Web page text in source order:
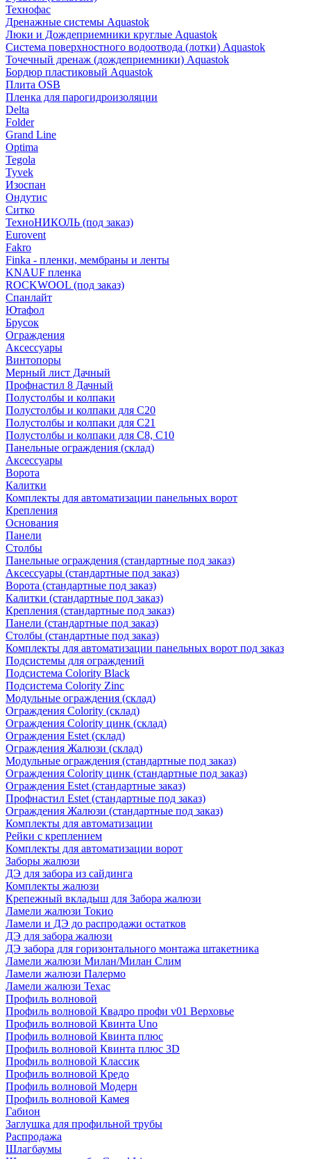
Технофас
Дренажные системы Aquastok
Люки и Дождеприемники круглые Aquastok
Система поверхностного водоотвода (лотки) Aquastok
Точечный дренаж (дождеприемники) Aquastok
Бордюр пластиковый Aquastok
Плита OSB
Пленка для парогидроизоляции
Delta
Folder
Grand Line
Optima
Tegola
Tyvek
Изоспан
Ондутис
Ситко
ТехноНИКОЛЬ (под заказ)
Eurovent
Fakro
Finka - пленки, мембраны и ленты
KNAUF пленка
ROCKWOOL (под заказ)
Спанлайт
Ютафол
Брусок
Ограждения
Аксессуары
Винтопоры
Мерный лист Дачный
Профнастил 8 Дачный
Полустолбы и колпаки
Полустолбы и колпаки для С20
Полустолбы и колпаки для С21
Полустолбы и колпаки для С8, С10
Панельные ограждения (склад)
Аксессуары
Ворота
Калитки
Комплекты для автоматизации панельных ворот
Крепления
Основания
Панели
Столбы
Панельные ограждения (стандартные под заказ)
Аксессуары (стандартные под заказ)
Ворота (стандартные под заказ)
Калитки (стандартные под заказ)
Крепления (стандартные под заказ)
Панели (стандартные под заказ)
Столбы (стандартные под заказ)
Комплекты для автоматизации панельных ворот под заказ
Подсистемы для ограждений
Подсистема Colority Black
Подсистема Colority Zinc
Модульные ограждения (склад)
Ограждения Colority (склад)
Ограждения Colority цинк (склад)
Ограждения Estet (склад)
Ограждения Жалюзи (склад)
Модульные ограждения (стандартные под заказ)
Ограждения Colority цинк (стандартные под заказ)
Ограждения Estet (стандартные заказ)
Профнастил Estet (стандартные под заказ)
Ограждения Жалюзи (стандартные под заказ)
Комплекты для автоматизации
Рейки с креплением
Комплекты для автоматизации ворот
Заборы жалюзи
ДЭ для забора из сайдинга
Комплекты жалюзи
Крепежный вкладыш для Забора жалюзи
Ламели жалюзи Токио
Ламели и ДЭ до распродажи остатков
ДЭ для забора жалюзи
ДЭ забора для горизонтального монтажа штакетника
Ламели жалюзи Милан/Милан Слим
Ламели жалюзи Палермо
Ламели жалюзи Техас
Профиль волновой
Профиль волновой Квадро профи v01 Верховье
Профиль волновой Квинта Uno
Профиль волновой Квинта плюс
Профиль волновой Квинта плюс 3D
Профиль волновой Классик
Профиль волновой Кредо
Профиль волновой Модерн
Профиль волновой Камея
Габион
Заглушка для профильной трубы
Распродажа
Шлагбаумы